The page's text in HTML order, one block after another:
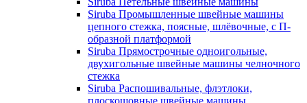
Siruba Промышленные швейные машины
цепного стежка, поясные, шлёвочные, с П-
образной платформой
Siruba Прямострочные одноигольные,
двухигольные швейные машины челночного
стежка
Siruba Распошивальные, флэтлоки,
плоскошовные швейные машины